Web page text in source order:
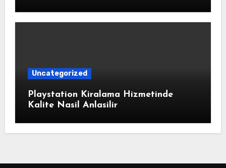
Uncategorized
Playstation Kiralama Hizmetinde
Kalite Nasil Anlasilir